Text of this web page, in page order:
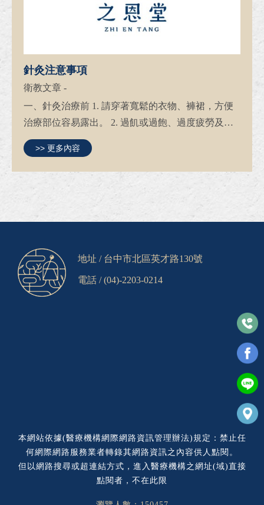
針灸注意事項
衛教文章 -
一、針灸治療前 1. 請穿著寬鬆的衣物、褲裙，方便
治療部位容易露出。 2. 過飢或過飽、過度疲勞及熬
夜、過度緊張、激烈運動後，皆不宜施針，以免暈
針。 3. 治療部位若有貼藥布、膏藥，請事先移除並
清潔該區域。 4. 若為行...
>> 更多內容
地址 / 台中市北區英才路130號
電話 /(04)-2203-0214
本網站依據(醫療機構網際網路資訊管理辦法)規定：禁止任
何網際網路服務業者轉錄其網路資訊之內容供人點閱。
但以網路搜尋或超連結方式，進入醫療機構之網址(域)直接
點閱者，不在此限